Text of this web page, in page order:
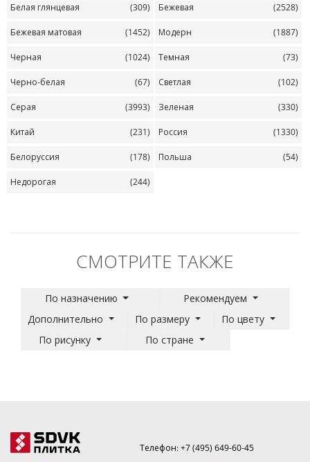
Белая глянцевая (309) Бежевая (2528)
Бежевая матовая (1452) Модерн (1887)
Черная (1024) Темная (73)
Черно-белая (67) Светлая (102)
Серая (3993) Зеленая (330)
Китай (231) Россия (1330)
Белоруссия (178) Польша (54)
Недорогая (244)
СМОТРИТЕ ТАКЖЕ
По назначению
Рекомендуем
Дополнительно
По размеру
По цвету
По рисунку
По стране
Телефон:+7 (495) 649-60-45